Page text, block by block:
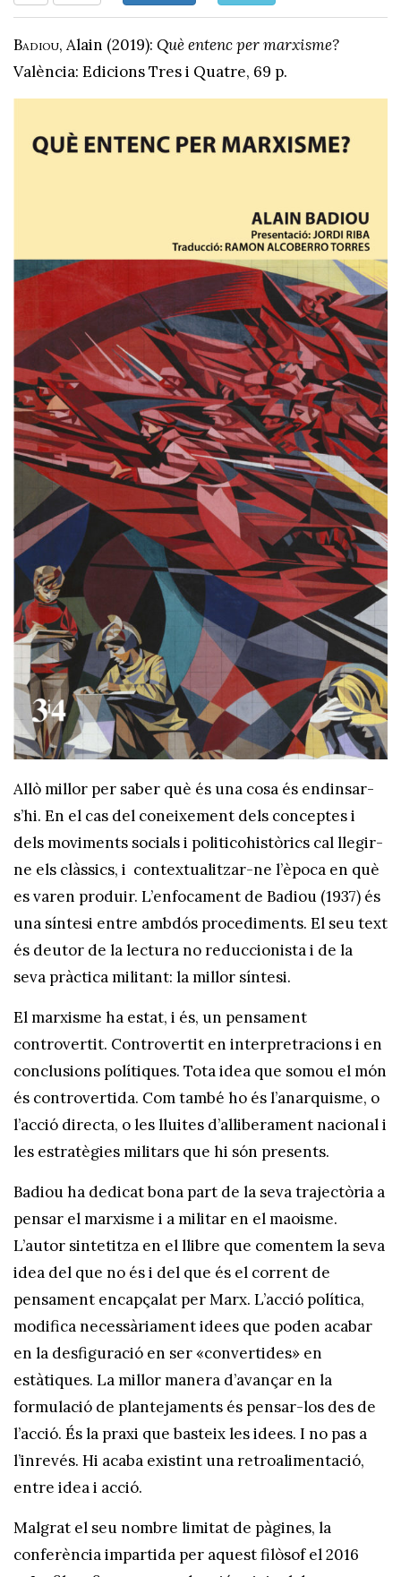
Badiou, Alain (2019): Què entenc per marxisme?
València: Edicions Tres i Quatre, 69 p.
Allò millor per saber què és una cosa és endinsar-
s’hi. En el cas del coneixement dels conceptes i
dels moviments socials i politicohistòrics cal llegir-
ne els clàssics, i contextualitzar-ne l’època en què
es varen produir. L’enfocament de Badiou (1937) és
una síntesi entre ambdós procediments. El seu text
és deutor de la lectura no reduccionista i de la
seva pràctica militant: la millor síntesi.
El marxisme ha estat, i és, un pensament
controvertit. Controvertit en interpretracions i en
conclusions polítiques. Tota idea que somou el món
és controvertida. Com també ho és l’anarquisme, o
l’acció directa, o les lluites d’alliberament nacional i
les estratègies militars que hi són presents.
Badiou ha dedicat bona part de la seva trajectòria a
pensar el marxisme i a militar en el maoisme.
L’autor sintetitza en el llibre que comentem la seva
idea del que no és i del que és el corrent de
pensament encapçalat per Marx. L’acció política,
modifica necessàriament idees que poden acabar
en la desfiguració en ser «convertides» en
estàtiques. La millor manera d’avançar en la
formulació de plantejaments és pensar-los des de
l’acció. És la praxi que basteix les idees. I no pas a
l’inrevés. Hi acaba existint una retroalimentació,
entre idea i acció.
Malgrat el seu nombre limitat de pàgines, la
conferència impartida per aquest filòsof el 2016